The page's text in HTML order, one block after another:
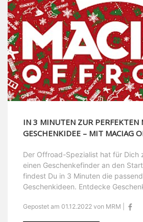
IN 3 MINUTEN ZUR
GESCHENKIDEE – MIT MACIAG
Der Offroad-Spezialist hat für Dich
einen Geschenkefinder an den
findest Du in 3 Minuten die
Geschenkideen. Entdecke
Gepostet am 01.12.2022 von MRM |